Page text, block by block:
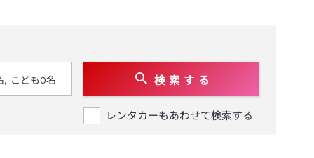
検 索 す る
レンタカーもあわせて検索する